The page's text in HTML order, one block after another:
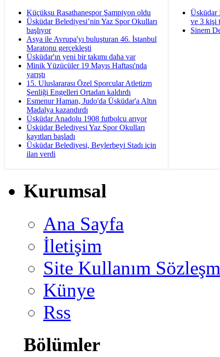
Küçüksu Rasathanespor Şampiyon oldu
Üsküdar Belediyesi’nin Yaz Spor Okulları
başlıyor
Asya ile Avrupa'yı buluşturan 46. İstanbul
Maratonu gerçekleşti
Üsküdar'ın yeni bir takımı daha var
Minik Yüzücüler 19 Mayıs Haftası'nda
yarıştı
15. Uluslararası Özel Sporcular Atletizm
Şenliği Engelleri Ortadan kaldırdı
Esmenur Haman, Judo'da Üsküdar'a Altın
Madalya kazandırdı
Üsküdar Anadolu 1908 futbolcu arıyor
Üsküdar Belediyesi Yaz Spor Okulları
kayıtları başladı
Üsküdar Belediyesi, Beylerbeyi Stadı için
ilan verdi
Üsküdar
ve 3 kişi
Sinem
Kurumsal
Ana Sayfa
İletişim
Site Kullanım
Künye
Rss
Bölümler